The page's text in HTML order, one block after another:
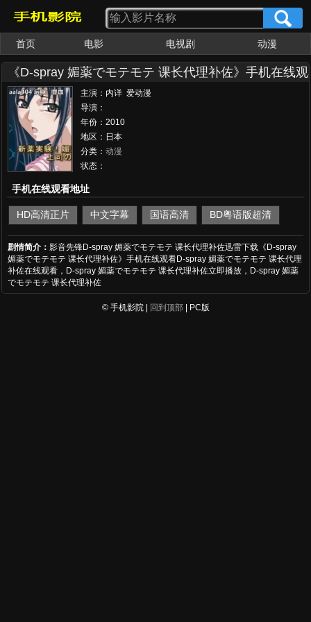
首页 电影 电视剧
动漫
女优大全
av番号
《D-spray 媚薬でモテモテ 课长代理补佐》手机在线观
主演：内详 爱动漫
导演：
年份：2010
地区：日本
分类： 动漫
状态：
手机在线观看地址
HD高清正片 中文字幕 国语高清 BD粤语版超清
剧情简介： 影音先锋D-spray 媚薬でモテモテ 课长代理补佐迅雷下载《D-spray
媚薬でモテモテ 课长代理补佐》手机在线观看D-spray 媚薬でモテモテ 课长代理
补佐在线观看，D-spray 媚薬でモテモテ 课长代理补佐立即播放，D-spray 媚薬
でモテモテ 课长代理补佐
© 手机影院 | 回到顶部| PC版